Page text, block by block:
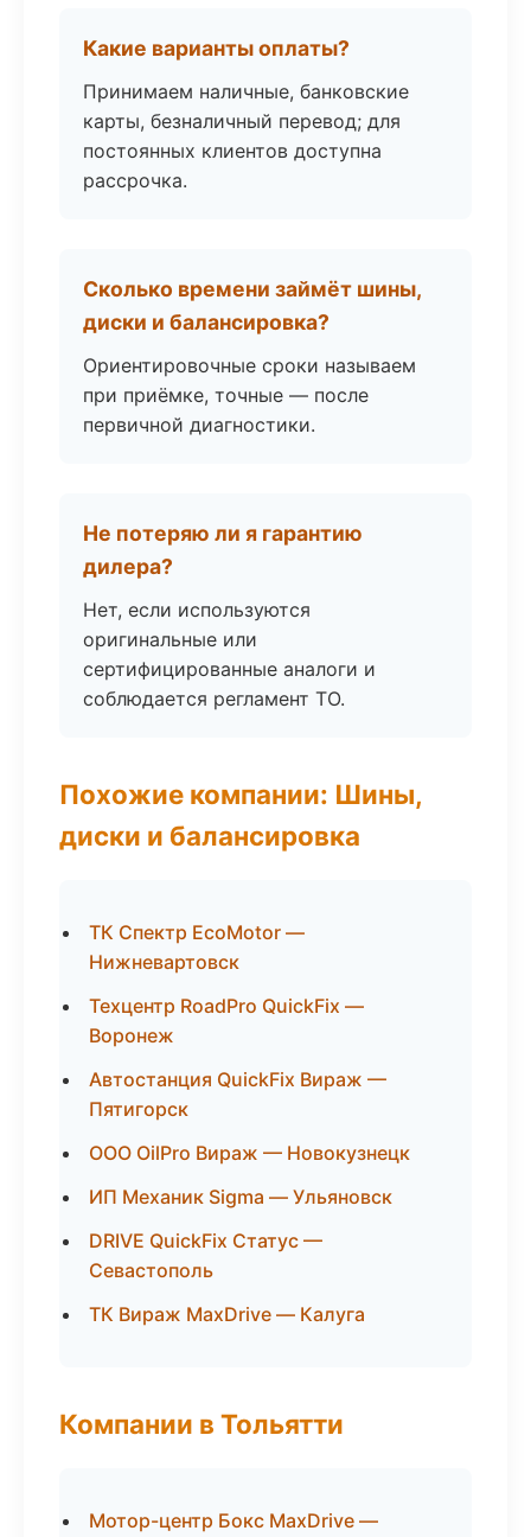
Какие варианты оплаты?
Принимаем наличные, банковские
карты, безналичный перевод; для
постоянных клиентов доступна
рассрочка.
Сколько времени займёт шины,
диски и балансировка?
Ориентировочные сроки называем
при приёмке, точные — после
первичной диагностики.
Не потеряю ли я гарантию
дилера?
Нет, если используются
оригинальные или
сертифицированные аналоги и
соблюдается регламент ТО.
Похожие компании: Шины,
диски и балансировка
ТК Спектр EcoMotor —
Нижневартовск
Техцентр RoadPro QuickFix —
Воронеж
Автостанция QuickFix Вираж —
Пятигорск
ООО OilPro Вираж — Новокузнецк
ИП Механик Sigma — Ульяновск
DRIVE QuickFix Статус —
Севастополь
ТК Вираж MaxDrive — Калуга
Компании в Тольятти
Мотор-центр Бокс MaxDrive —